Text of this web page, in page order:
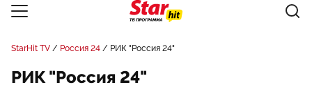
StarHit TV Россия 24 РИК "Россия 24"
РИК "Россия 24"